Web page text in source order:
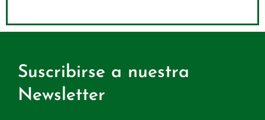
Suscribirse a nuestra
Newsletter